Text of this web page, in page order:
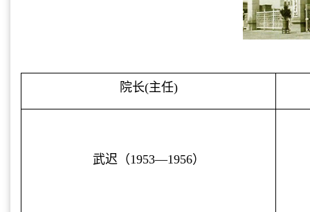
院长(主任)
武迟（1953—1956）